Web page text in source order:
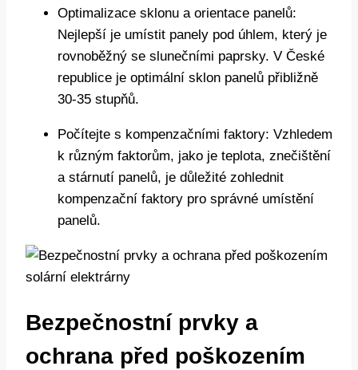
Optimalizace sklonu a orientace panelů:
Nejlepší je umístit panely pod úhlem, který je
rovnoběžný se slunečními paprsky. V České
republice je optimální sklon panelů přibližně
30-35 stupňů.
Počítejte s kompenzačními faktory: Vzhledem
k různým faktorům, jako je teplota, znečištění
a stárnutí panelů, je důležité zohlednit
kompenzační faktory pro správné umístění
panelů.
Bezpečnostní prvky a
ochrana před poškozením